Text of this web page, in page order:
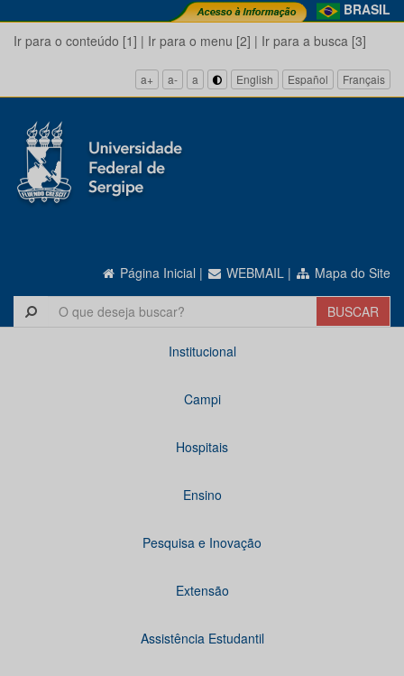
BRASIL
Ir para o conteúdo [1] | Ir para o menu [2] | Ir para a busca [3]
a+ a- a English Español Français
Página Inicial | WEBMAIL | Mapa do Site
Institucional
Campi
Hospitais
Ensino
Pesquisa e Inovação
Extensão
Assistência Estudantil